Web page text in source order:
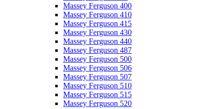
Massey Ferguson 400
Massey Ferguson 410
Massey Ferguson 415
Massey Ferguson 430
Massey Ferguson 440
Massey Ferguson 487
Massey Ferguson 500
Massey Ferguson 506
Massey Ferguson 507
Massey Ferguson 510
Massey Ferguson 515
Massey Ferguson 520